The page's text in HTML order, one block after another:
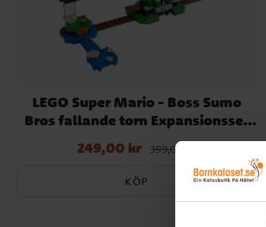
LEGO Super Mario - Boss Sumo
Bros fallande torn Expansionsset
6+
Nuvarande pris:249,00 krTidigare pris
399,00 kr
249,00 kr 399,00 kr
KÖP